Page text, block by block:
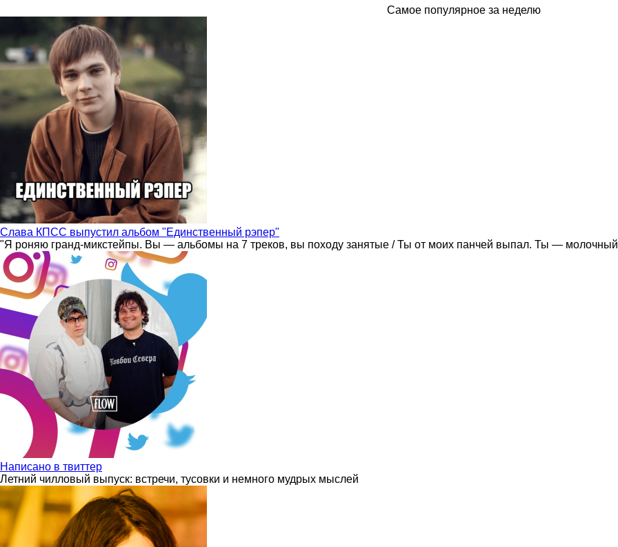
Самое популярное за неделю
Слава КПСС выпустил альбом "Единственный рэпер"
"Я роняю гранд-микстейпы. Вы — альбомы на 7 треков, вы походу занятые / Ты от моих панчей выпал. Ты —
Написано в твиттер
Летний чилловый выпуск: встречи, тусовки и немного мудрых мыслей